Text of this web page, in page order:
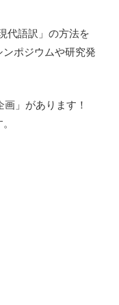
代語訳」の方法を
ポジウムや研究発
画」があります！